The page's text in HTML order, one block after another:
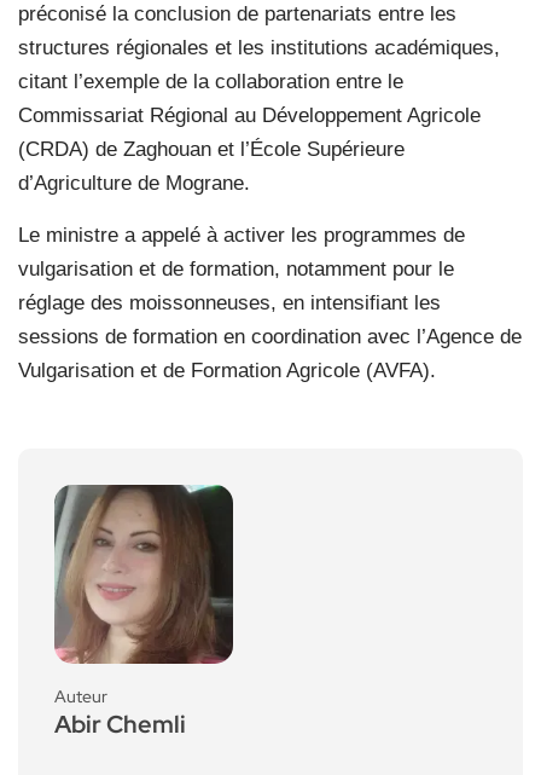
préconisé la conclusion de partenariats entre les
structures régionales et les institutions académiques,
citant l’exemple de la collaboration entre le
Commissariat Régional au Développement Agricole
(CRDA) de Zaghouan et l’École Supérieure
d’Agriculture de Mograne.
Le ministre a appelé à activer les programmes de
vulgarisation et de formation, notamment pour le
réglage des moissonneuses, en intensifiant les
sessions de formation en coordination avec l’Agence de
Vulgarisation et de Formation Agricole (AVFA).
Auteur
Abir Chemli